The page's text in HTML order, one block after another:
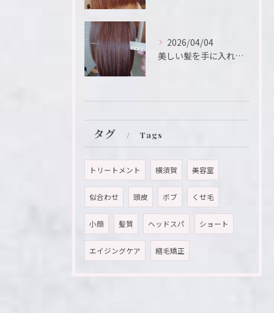
2026/04/04
美しい髪を手に入れたいと願う方におすすめのメニューが「髪質改...
タグ Tags
トリートメント 横須賀 美容室
似合わせ 頭皮 ボブ くせ毛
小顔 髪質 ヘッドスパ ショート
エイジングケア 縮毛矯正